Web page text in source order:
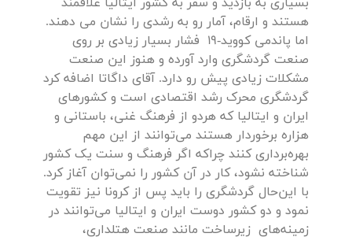
هستند و ارقام، آمار رو به رشدی را نشان می دهند.
اما پاندمی کووید-19 فشار بسیار زیادی بر روی
صنعت گردشگری وارد آورده و هنوز این صنعت
مشکلات زیادی پیش رو دارد. آقای داگاتا اضافه کرد
گردشگری محرک رشد اقتصادی است و کشورهای
ایران و ایتالیا که هردو از فرهنگ غنی، باستانی و
هزاره برخوردار هستند می‌توانند از این مهم
بهره‌برداری کنند چراکه اگر فرهنگ و سنت یک کشور
شناخته نشود، کار در آن کشور را نمی‌توان آغاز کرد.
با این‌حال گردشگری را باید پس از کرونا نیز تقویت
نمود و دو کشور دوست ایران و ایتالیا می‌توانند در
زمینه‌های زیرساخت مانند صنعت هتلداری،